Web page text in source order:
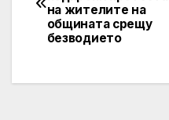
navigation
на жителите на
общината срещу
безводието